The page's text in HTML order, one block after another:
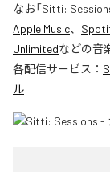
なお「Sitti:
Apple Music、
Unlimitedなどの音
各配信サービス：
ル